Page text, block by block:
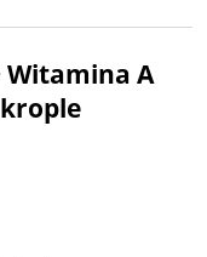
Witamina A